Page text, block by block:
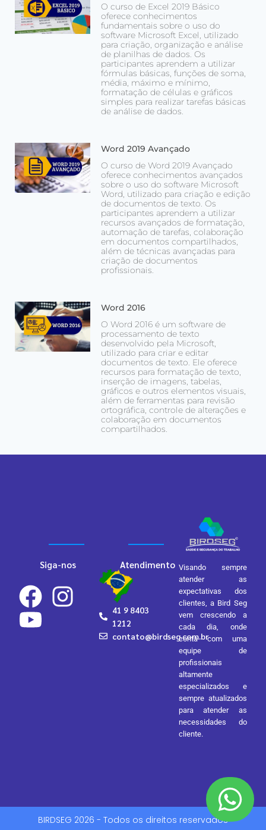
O curso de Excel 2019 Básico
oferece conhecimentos
fundamentais sobre o uso do
software Microsoft Excel, utilizado
para criação, organização e análise
de planilhas de dados. Os
participantes aprendem a utilizar
fórmulas básicas, funções de soma,
média, máximo e mínimo,
formatação de células e gráficos
simples para realizar tarefas básicas
de análise de dados.
Word 2019 Avançado
O curso de Word 2019 Avançado
oferece conhecimentos avançados
sobre o uso do software Microsoft
Word, utilizado para criação e edição
de documentos de texto. Os
participantes aprendem a utilizar
recursos avançados de formatação,
automação de tarefas, colaboração
em documentos compartilhados,
além de técnicas avançadas para
criação de documentos
profissionais.
Word 2016
O Word 2016 é um software de
processamento de texto
desenvolvido pela Microsoft,
utilizado para criar e editar
documentos de texto. Ele oferece
recursos para formatação de texto,
inserção de imagens, tabelas,
gráficos e outros elementos visuais,
além de ferramentas para revisão
ortográfica, controle de alterações e
colaboração em documentos
compartilhados.
Visando sempre
atender as
expectativas dos
clientes, a Bird Seg
vem crescendo a
cada dia, onde
conta com uma
equipe de
profissionais
altamente
especializados e
sempre atualizados
para atender as
necessidades do
cliente.
Atendimento
41 9 8403
1212
contato@birdseg.com.br
Siga-nos
BIRDSEG 2026 - Todos os direitos reservados